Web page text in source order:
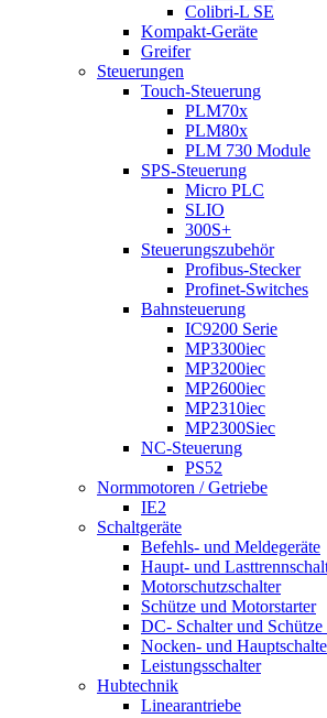
Colibri-L SE
Kompakt-Geräte
Greifer
Steuerungen
Touch-Steuerung
PLM70x
PLM80x
PLM 730 Module
SPS-Steuerung
Micro PLC
SLIO
300S+
Steuerungszubehör
Profibus-Stecker
Profinet-Switches
Bahnsteuerung
IC9200 Serie
MP3300iec
MP3200iec
MP2600iec
MP2310iec
MP2300Siec
NC-Steuerung
PS52
Normmotoren / Getriebe
IE2
Schaltgeräte
Befehls- und Meldegeräte
Haupt- und
Motorschutzschalter
Schütze und Motorstarter
DC- Schalter und
Nocken- und
Leistungsschalter
Hubtechnik
Linearantriebe